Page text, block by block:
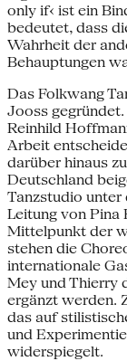
only if‹ ist ein
bedeutet, dass
Wahrheit der
Behauptungen
Das Folkwang
Jooss
Reinhild
Arbeit
darüber hinaus
Deutschland
Tanzstudio unter
Leitung von Pina
Mittelpunkt der
stehen die
internationale
Mey und Thierry
ergänzt werden.
das auf
und
widerspiegelt.